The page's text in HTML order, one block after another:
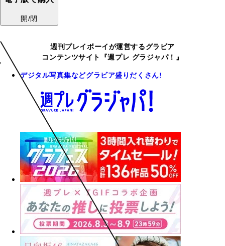
開/閉
週刊プレイボーイが運営するグラビア
コンテンツサイト『週プレ グラジャパ！』
デジタル写真集などグラビア盛りだくさん!